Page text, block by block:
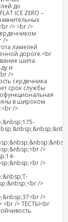
до
ICE ZERO –
/> <br />
/>
ламелей
дороге.<br
шипа
и
/>
сердечника
срок службы
в широком
/>
/>
/>
/>
/>
<br /> ТЕСТЫ<br